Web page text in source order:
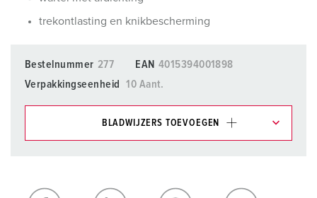
trekontlasting en knikbescherming
Bestelnummer 277 EAN 4015394001898
Verpakkingseenheid
10 Aant.
BLADWIJZERS TOEVOEGEN
Mijn lijst TOEVOEGEN